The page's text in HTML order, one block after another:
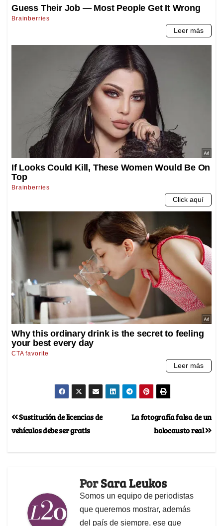
La fotografía falsa de un
holocausto real
Sustitución de licencias de
vehículos debe ser gratis
PorSara Leukos
Somos un equipo de periodistas
que queremos mostrar, además
del país de siempre, ese que